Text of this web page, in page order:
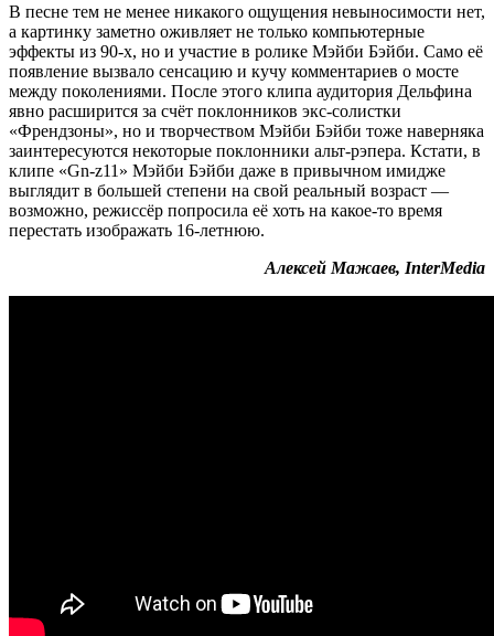
В песне тем не менее никакого ощущения невыносимости нет,
а картинку заметно оживляет не только компьютерные
эффекты из 90-х, но и участие в ролике Мэйби Бэйби. Само её
появление вызвало сенсацию и кучу комментариев о мосте
между поколениями. После этого клипа аудитория Дельфина
явно расширится за счёт поклонников экс-солистки
«Френдзоны», но и творчеством Мэйби Бэйби тоже наверняка
заинтересуются некоторые поклонники альт-рэпера. Кстати, в
клипе «Gn-z11» Мэйби Бэйби даже в привычном имидже
выглядит в большей степени на свой реальный возраст —
возможно, режиссёр попросила её хоть на какое-то время
перестать изображать 16-летнюю.
Алексей Мажаев, InterMedia